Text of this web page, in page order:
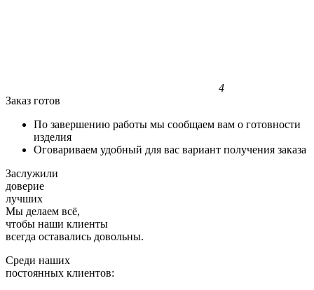
4
Заказ готов
По завершению работы мы сообщаем вам о готовности
изделия
Оговариваем удобный для вас вариант получения заказа
Заслужили
доверие
лучших
Мы делаем всё,
чтобы наши клиенты
всегда оставались довольны.
Среди наших
постоянных клиентов: